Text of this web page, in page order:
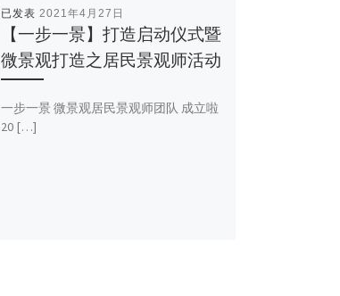
已发表 2021年4月27日
【一步一景】打造启动仪式暨
微景观打造之居民景观师活动
一步一景 微景观居民景观师团队 成立啦
20 […]